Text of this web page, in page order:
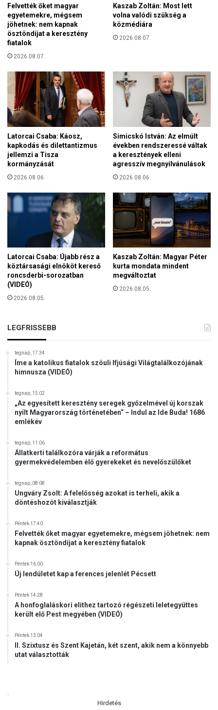
X
I
V
.
L
ó
p
á
p
a
l
e
v
e
e
í
r
e
t
.
a
Felvették őket magyar
egyetemekre, mégsem
jöhetnek: nem kapnak
ösztöndíjat a keresztény
fiatalok
2026.08.07.
Kaszab Zoltán: Most lett
volna valódi szükség a
közmédiára
2026.08.07.
Latorcai Csaba: Káosz,
kapkodás és dilettantizmus
jellemzi a Tisza
kormányzását
2026.08.06.
Simicskó István: Az elmúlt
években rendszeressé váltak
a keresztények elleni
agresszív megnyilvánulások
2026.08.06.
Latorcai Csaba: Újabb rész a
köztársasági elnököt kereső
roncsderbi-sorozatban
(VIDEÓ)
2026.08.05.
Kaszab Zoltán: Magyar Péter
kurta mondata mindent
megváltoztat
2026.08.05.
LEGFRISSEBB
tegnap, 17:34
Íme a katolikus fiatalok szöuli Ifjúsági Világtalálkozójának
himnusza (VIDEÓ)
tegnap, 15:02
„Az egyesített keresztény seregek győzelmével új korszak
nyílt Magyarország történetében“ – Indul az Ide Buda! 1686
emlékév
tegnap, 11:06
Állatkerti találkozóra várják a református
gyermekvédelemben élő gyerekeket és nevelőszülőket
tegnap, 08:08
Ungváry Zsolt: A felelősség azokat is terheli, akik a
döntéshozót kiválasztják
Péntek 17:40
Felvették őket magyar egyetemekre, mégsem jöhetnek: nem
kapnak ösztöndíjat a keresztény fiatalok
Péntek 16:00
Új lendületet kap a ferences jelenlét Pécsett
Péntek 14:28
A honfoglaláskori elithez tartozó régészeti leletegyüttes
került elő Pest megyében (VIDEÓ)
Péntek 13:04
II. Szixtusz és Szent Kajetán, két szent, akik nem a könnyebb
utat választották
Hirdetés